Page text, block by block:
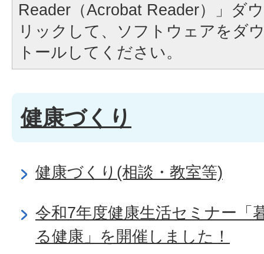
Reader（Acrobat Reader）」ダ
リックして、ソフトウェアをダ
トールしてください。
健康づくり
健康づくり(相談・教室等)
令和7年度健康生活セミナー「
る健康」を開催しました！